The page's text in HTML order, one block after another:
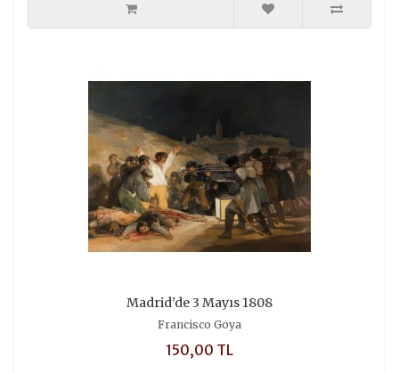
Madrid’de 3 Mayıs 1808
Francisco Goya
150,00 TL